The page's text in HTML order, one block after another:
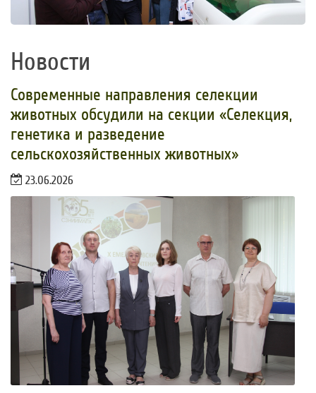
Новости
​Современные направления селекции
животных обсудили на секции «Селекция,
генетика и разведение
сельскохозяйственных животных»
23.06.2026